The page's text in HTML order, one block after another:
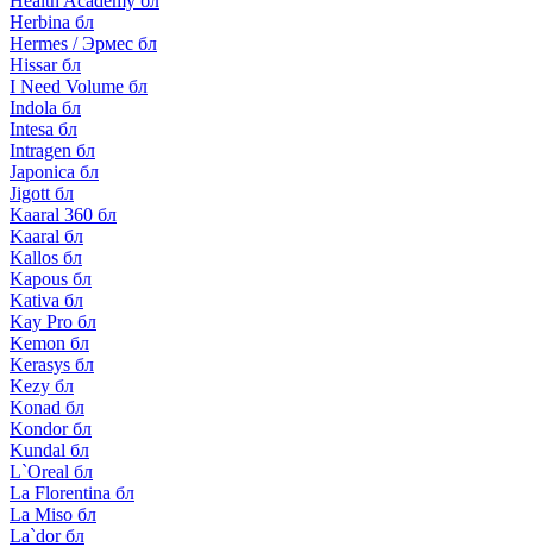
Herbina бл
Hermes / Эрмес бл
Hissar бл
I Need Volume бл
Indola бл
Intesa бл
Intragen бл
Japonica бл
Jigott бл
Kaaral 360 бл
Kaaral бл
Kallos бл
Kapous бл
Kativa бл
Kay Pro бл
Kemon бл
Kerasys бл
Kezy бл
Konad бл
Kondor бл
Kundal бл
L`Oreal бл
La Florentina бл
La Miso бл
La`dor бл